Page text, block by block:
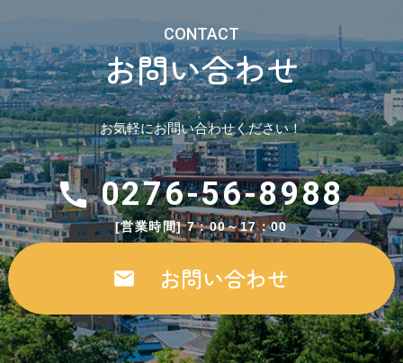
CONTACT
お問い合わせ
お気軽にお問い合わせください！
0276-56-8988
[営業時間] 7：00～17：00
お問い合わせ